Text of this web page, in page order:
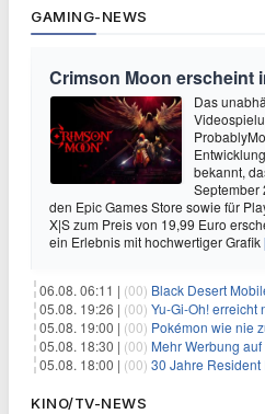
GAMING-NEWS
Crimson Moon erscheint
Das
bekannt,
September
den Epic Games Store sowie für
X|S zum Preis von 19,99 Euro
ein Erlebnis mit hochwertiger Grafik
06.08. 06:11 | (00) Black Desert Mobile
05.08. 19:26 | (00) Yu‑Gi‑Oh! erreicht
05.08. 19:00 | (00) Pokémon wie nie zuvor: Fan-
05.08. 18:30 | (00) Mehr Werbung auf
05.08. 18:00 | (00) 30 Jahre Resident Evil
KINO/TV-NEWS